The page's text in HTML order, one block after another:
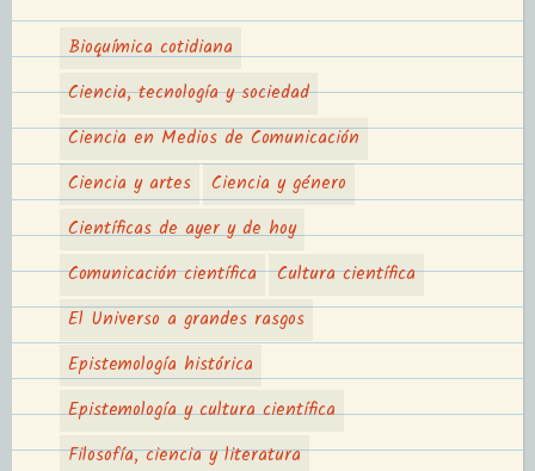
Bioquímica cotidiana
Ciencia, tecnología y sociedad
Ciencia en Medios de Comunicación
Ciencia y artes
Ciencia y género
Científicas de ayer y de hoy
Comunicación científica
Cultura científica
El Universo a grandes rasgos
Epistemología histórica
Epistemología y cultura científica
Filosofía, ciencia y literatura